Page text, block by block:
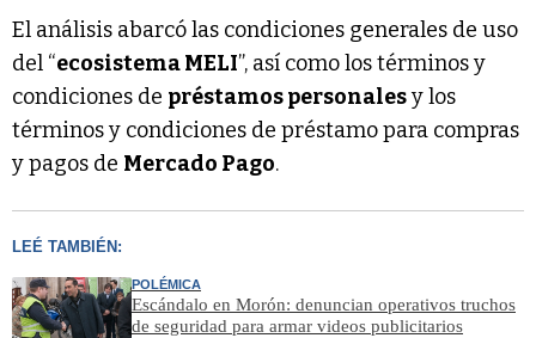
El análisis abarcó las condiciones generales de uso
del “ecosistema MELI”, así como los términos y
condiciones de préstamos personalesy los
términos y condiciones de préstamo para compras
y pagos de Mercado Pago.
LEÉ TAMBIÉN:
POLÉMICA
Escándalo en Morón: denuncian operativos truchos
de seguridad para armar videos publicitarios